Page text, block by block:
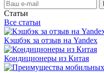
Статьи
Все статьи
Кэшбэк за отзыв на Yandex
Кондиционеры из Китая